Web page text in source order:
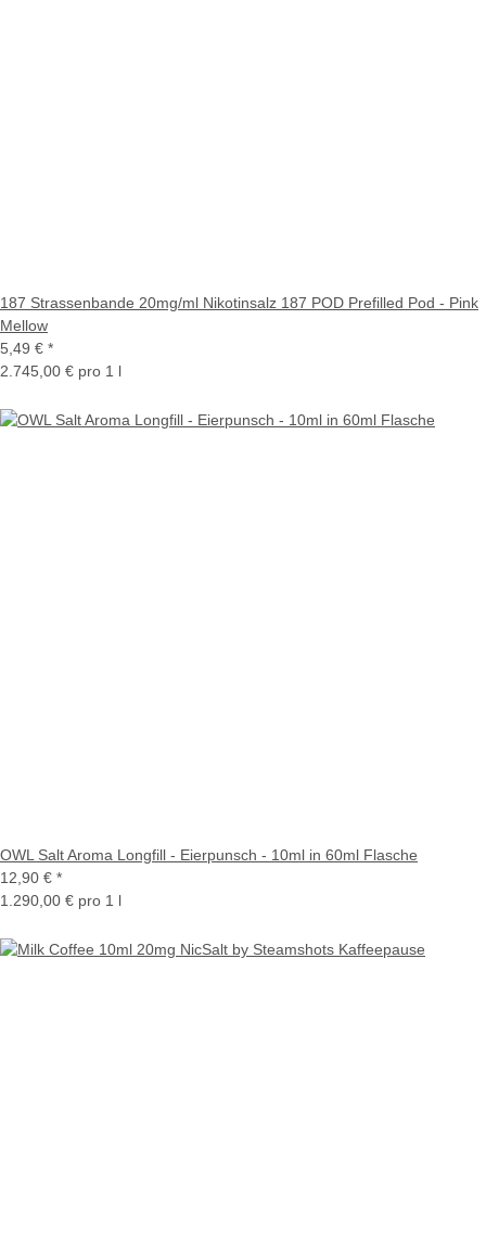
187 Strassenbande 20mg/ml Nikotinsalz 187 POD Prefilled Pod - Pink
Mellow
5,49 € *
2.745,00 € pro 1 l
OWL Salt Aroma Longfill - Eierpunsch - 10ml in 60ml Flasche
12,90 € *
1.290,00 € pro 1 l